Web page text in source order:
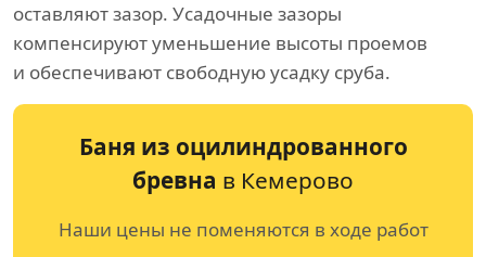
оставляют зазор. Усадочные зазоры
компенсируют уменьшение высоты проемов
и обеспечивают свободную усадку сруба.
Баня из оцилиндрованного
бревна в Кемерово
Наши цены не поменяются в ходе работ